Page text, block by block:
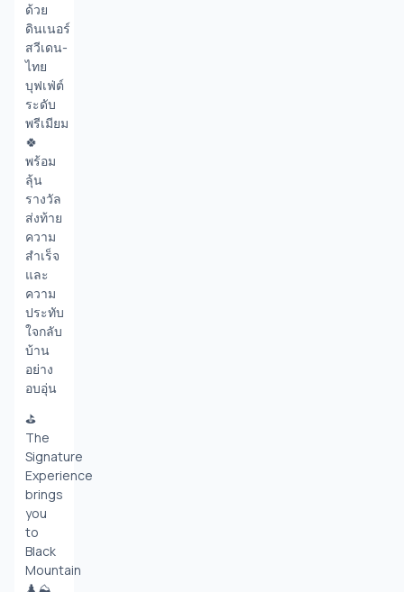
ด้วย
ดินเนอร์
สวีเดน-
ไทย
บุฟเฟ่ต์
ระดับ
พรีเมียม
🍀
พร้อม
ลุ้น
รางวัล
ส่งท้าย
ความ
สำเร็จ
และ
ความ
ประทับ
ใจกลับ
บ้าน
อย่าง
อบอุ่น
⛳️
The
Signature
Experience
brings
you
to
Black
Mountain
♟️⛰️